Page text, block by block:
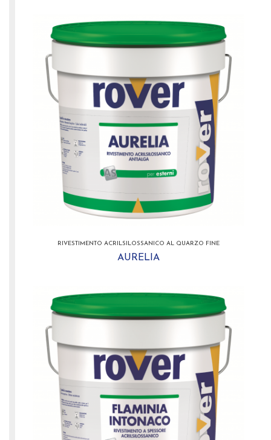
RIVESTIMENTO ACRILSILOSSANICO AL QUARZO FINE
AURELIA